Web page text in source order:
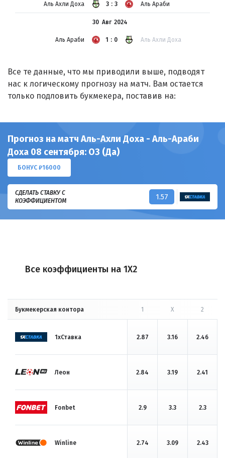
Аль Ахли Доха 3:3 Аль Араби
30 Авг
Аль Араби 1:0 Аль Ахли Доха
2024
Все те данные, что мы приводили выше, подводят
нас к логическому прогнозу на матч. Вам остается
только подловить букмекера, поставив на:
Прогноз на матч Аль-Ахли Доха - Аль-Араби
Доха 08 сентября: ОЗ (Да)
БОНУС ₽16000
СДЕЛАТЬ СТАВКУ С
КОЭФФИЦИЕНТОМ
1.57
Все коэффициенты на 1X2
Букмекерская контора 1 X 2
1хСтавка 2.87 3.16 2.46
Леон 2.84 3.19 2.41
Fonbet 2.9 3.3 2.3
Winline 2.74 3.09 2.43